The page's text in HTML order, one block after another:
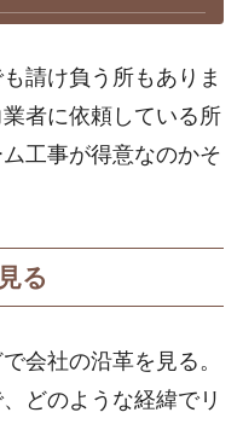
請け負う所もありま
者に依頼している所
工事が得意なのかそ
る
会社の沿革を見る。
どのような経緯でリ